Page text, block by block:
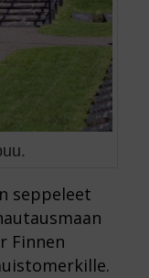
seppeleet
Finnen